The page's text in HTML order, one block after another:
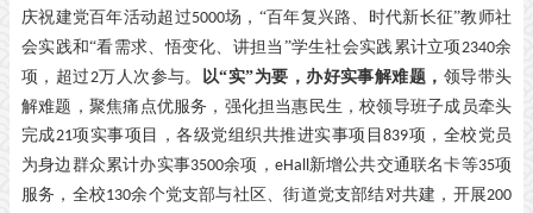
庆祝建党百年活动超过5000场，“百年复兴路、时代新长征”教师社
会实践和“看需求、悟变化、讲担当”学生社会实践累计立项2340余
项，超过2万人次参与。 以“实”为要，办好实事解难题， 领导带头
解难题，聚焦痛点优服务，强化担当惠民生，校领导班子成员牵头
完成21项实事项目，各级党组织共推进实事项目839项，全校党员
为身边群众累计办实事3500余项， eHall 新增公共交通联名卡等35项
服务，全校130余个党支部与社区、街道党支部结对共建，开展200